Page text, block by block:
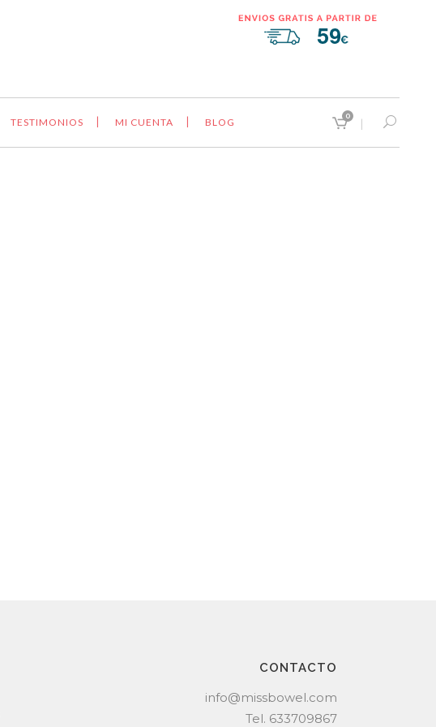
TESTIMONIOS MI CUENTA BLOG
0
CONTACTO
info@missbowel.com
Tel. 633709867